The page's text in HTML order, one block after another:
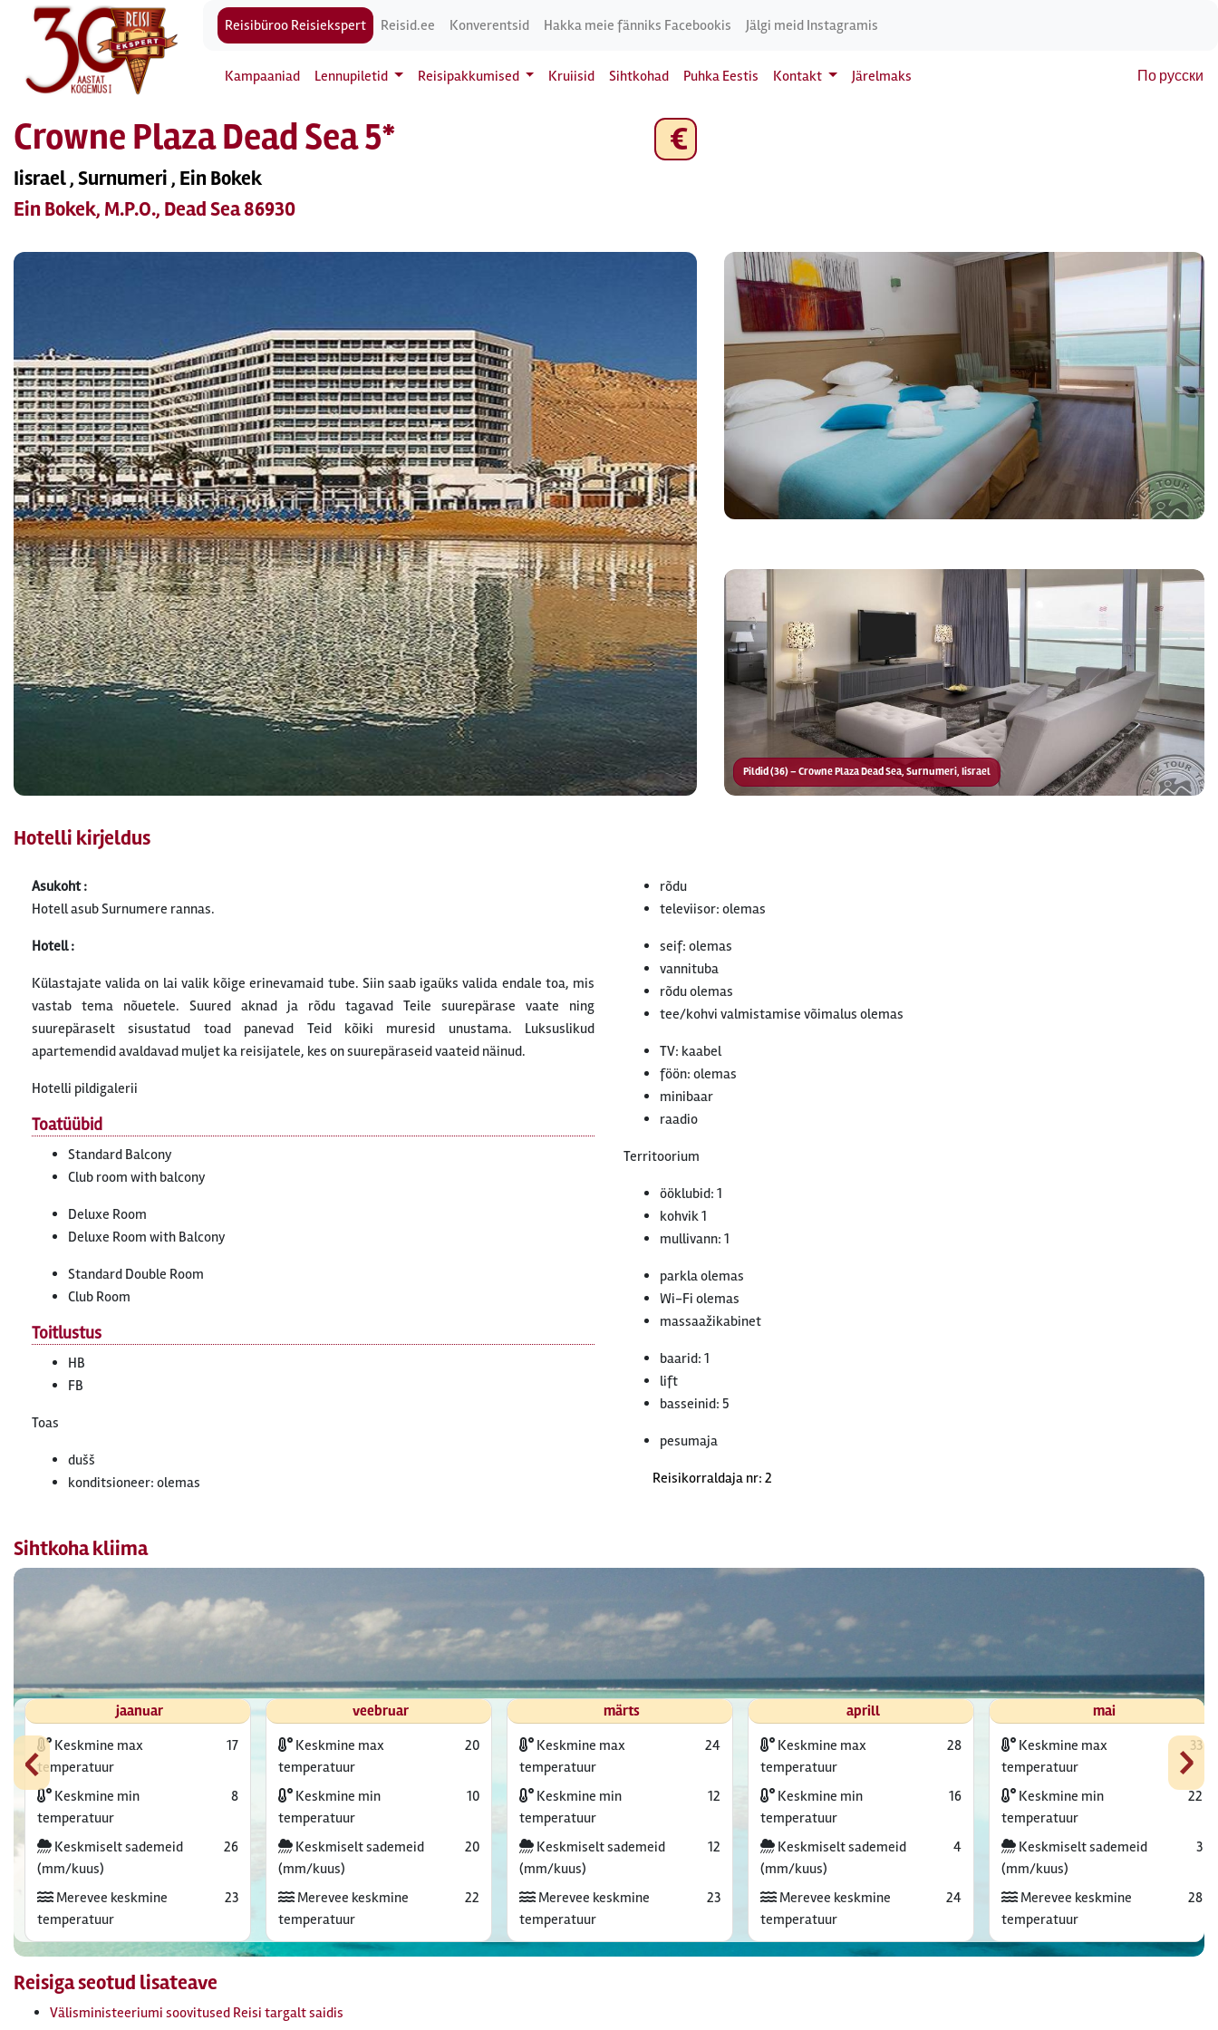
Reisibüroo Reisiekspert Reisid.ee Konverentsid Hakka meie fänniks Facebookis Jälgi meid Instagramis
Kampaaniad Lennupiletid Reisipakkumised Kruiisid Sihtkohad Puhka Eestis Kontakt Järelmaks По русски
Crowne Plaza Dead Sea 5*
Iisrael , Surnumeri , Ein Bokek
Ein Bokek, M.P.O., Dead Sea 86930
€
Pildid (36) – Crowne Plaza Dead Sea, Surnumeri, Iisrael
Hotelli kirjeldus
Asukoht :
Hotell asub Surnumere rannas.
Hotell :
Külastajate valida on lai valik kõige erinevamaid tube. Siin saab igaüks valida endale toa, mis
vastab tema nõuetele. Suured aknad ja rõdu tagavad Teile suurepärase vaate ning
suurepäraselt sisustatud toad panevad Teid kõiki muresid unustama. Luksuslikud
apartemendid avaldavad muljet ka reisijatele, kes on suurepäraseid vaateid näinud.
Hotelli pildigalerii
Toatüübid
Standard Balcony
Club room with balcony
Deluxe Room
Deluxe Room with Balcony
Standard Double Room
Club Room
Toitlustus
HB
FB
Toas
dušš
konditsioneer: olemas
rõdu
televiisor: olemas
seif: olemas
vannituba
rõdu olemas
tee/kohvi valmistamise võimalus olemas
TV: kaabel
föön: olemas
minibaar
raadio
Territoorium
ööklubid: 1
kohvik 1
mullivann: 1
parkla olemas
Wi-Fi olemas
massaažikabinet
baarid: 1
lift
basseinid: 5
pesumaja
Reisikorraldaja nr: 2
Sihtkoha kliima
‹ ›
jaanuar
Keskmine max
temperatuur
17
Keskmine min
temperatuur
8
Keskmiselt sademeid
(mm/kuus)
26
Merevee keskmine
temperatuur
23
veebruar
Keskmine max
temperatuur
20
Keskmine min
temperatuur
10
Keskmiselt sademeid
(mm/kuus)
20
Merevee keskmine
temperatuur
22
märts
Keskmine max
temperatuur
24
Keskmine min
temperatuur
12
Keskmiselt sademeid
(mm/kuus)
12
Merevee keskmine
temperatuur
23
aprill
Keskmine max
temperatuur
28
Keskmine min
temperatuur
16
Keskmiselt sademeid
(mm/kuus)
4
Merevee keskmine
temperatuur
24
mai
Keskmine max
temperatuur
33
Keskmine min
temperatuur
22
Keskmiselt sademeid
(mm/kuus)
3
Merevee keskmine
temperatuur
28
Reisiga seotud lisateave
Välisministeeriumi soovitused Reisi targalt saidis